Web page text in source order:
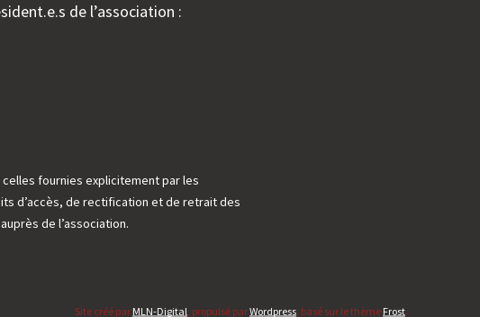
de l’association :
fournies explicitement par les
d’accès, de rectification et de retrait des
de l’association.
Site créé par MLN-Digital, propulsé parWordpress, basé sur le thème Frost.